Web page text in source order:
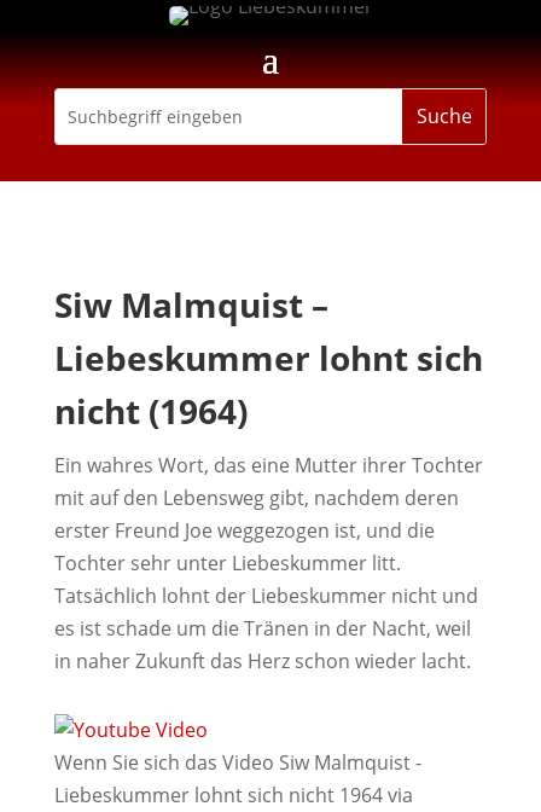
Siw Malmquist –
Liebeskummer lohnt sich
nicht (1964)
Ein wahres Wort, das eine Mutter ihrer Tochter
mit auf den Lebensweg gibt, nachdem deren
erster Freund Joe weggezogen ist, und die
Tochter sehr unter Liebeskummer litt.
Tatsächlich lohnt der Liebeskummer nicht und
es ist schade um die Tränen in der Nacht, weil
in naher Zukunft das Herz schon wieder lacht.
Wenn Sie sich das Video Siw Malmquist -
Liebeskummer lohnt sich nicht 1964 via